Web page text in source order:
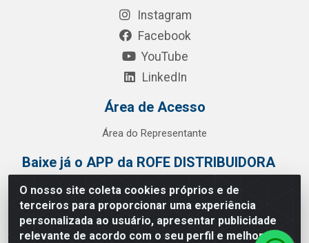
O nosso site coleta cookies próprios e de
terceiros para proporcionar uma experiência
personalizada ao usuário, apresentar publicidade
relevante de acordo com o seu perfil e melhorar a
Instagram
Facebook
YouTube
LinkedIn
Área de Acesso
Área do Representante
Baixe já o APP da ROFE DISTRIBUIDORA